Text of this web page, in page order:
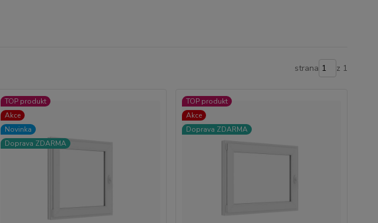
strana z 1
TOP produkt
Akce
Novinka
Doprava ZDARMA
TOP produkt
Akce
Doprava ZDARMA